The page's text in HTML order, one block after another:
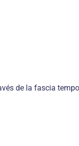
de la fascia